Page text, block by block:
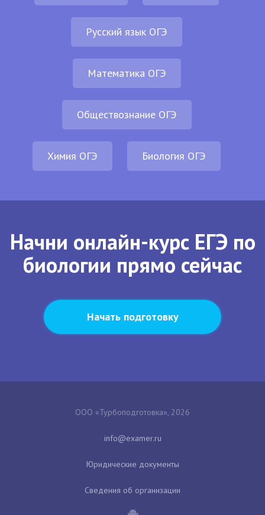
Русский язык ОГЭ
Математика ОГЭ
Обществознание ОГЭ
Химия ОГЭ Биология ОГЭ
Начни онлайн-курс ЕГЭ по
биологии прямо сейчас
Начать подготовку
ООО «Турбоподготовка», 2026
Юридические документы
Сведения об организации